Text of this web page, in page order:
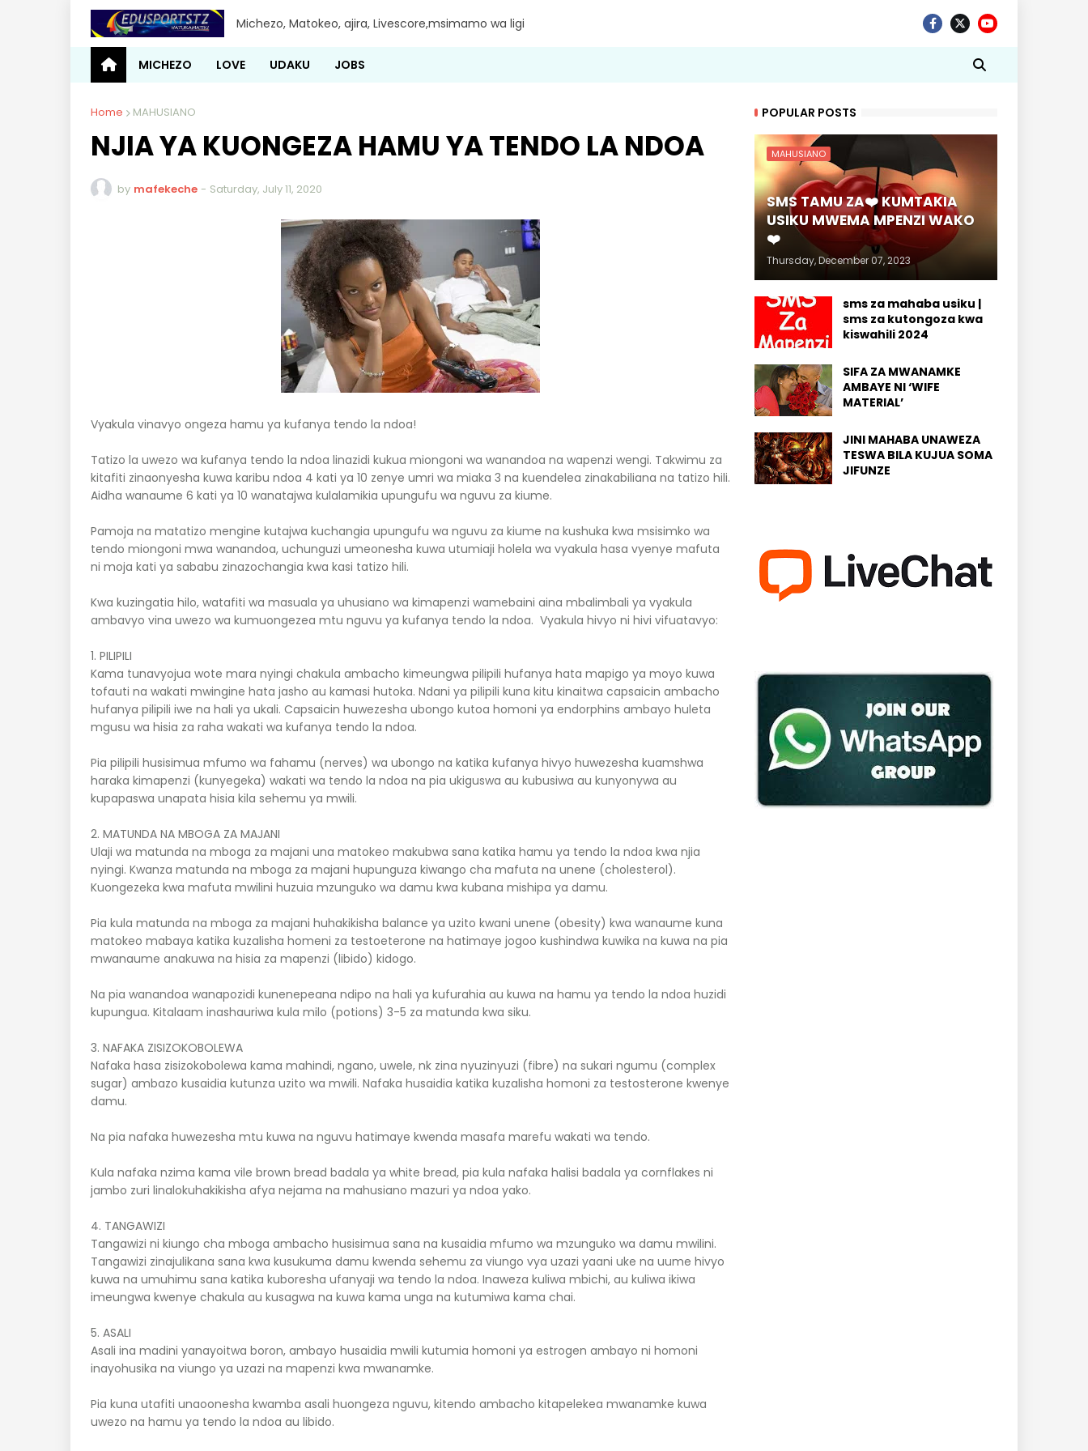
Michezo, Matokeo, ajira, Livescore,msimamo wa ligi
MICHEZO LOVE UDAKU JOBS
Home MAHUSIANO
NJIA YA KUONGEZA HAMU YA TENDO LA NDOA
by mafekeche - Saturday, July 11, 2020
Vyakula vinavyo ongeza hamu ya kufanya tendo la ndoa!
Tatizo la uwezo wa kufanya tendo la ndoa linazidi kukua miongoni wa wanandoa na wapenzi wengi. Takwimu za
kitafiti zinaonyesha kuwa karibu ndoa 4 kati ya 10 zenye umri wa miaka 3 na kuendelea zinakabiliana na tatizo hili.
Aidha wanaume 6 kati ya 10 wanatajwa kulalamikia upungufu wa nguvu za kiume.
Pamoja na matatizo mengine kutajwa kuchangia upungufu wa nguvu za kiume na kushuka kwa msisimko wa
tendo miongoni mwa wanandoa, uchunguzi umeonesha kuwa utumiaji holela wa vyakula hasa vyenye mafuta
ni moja kati ya sababu zinazochangia kwa kasi tatizo hili.
Kwa kuzingatia hilo, watafiti wa masuala ya uhusiano wa kimapenzi wamebaini aina mbalimbali ya vyakula
ambavyo vina uwezo wa kumuongezea mtu nguvu ya kufanya tendo la ndoa. Vyakula hivyo ni hivi vifuatavyo:
1. PILIPILI
Kama tunavyojua wote mara nyingi chakula ambacho kimeungwa pilipili hufanya hata mapigo ya moyo kuwa
tofauti na wakati mwingine hata jasho au kamasi hutoka. Ndani ya pilipili kuna kitu kinaitwa capsaicin ambacho
hufanya pilipili iwe na hali ya ukali. Capsaicin huwezesha ubongo kutoa homoni ya endorphins ambayo huleta
mgusu wa hisia za raha wakati wa kufanya tendo la ndoa.
Pia pilipili husisimua mfumo wa fahamu (nerves) wa ubongo na katika kufanya hivyo huwezesha kuamshwa
haraka kimapenzi (kunyegeka) wakati wa tendo la ndoa na pia ukiguswa au kubusiwa au kunyonywa au
kupapaswa unapata hisia kila sehemu ya mwili.
2. MATUNDA NA MBOGA ZA MAJANI
Ulaji wa matunda na mboga za majani una matokeo makubwa sana katika hamu ya tendo la ndoa kwa njia
nyingi. Kwanza matunda na mboga za majani hupunguza kiwango cha mafuta na unene (cholesterol).
Kuongezeka kwa mafuta mwilini huzuia mzunguko wa damu kwa kubana mishipa ya damu.
Pia kula matunda na mboga za majani huhakikisha balance ya uzito kwani unene (obesity) kwa wanaume kuna
matokeo mabaya katika kuzalisha homeni za testoeterone na hatimaye jogoo kushindwa kuwika na kuwa na pia
mwanaume anakuwa na hisia za mapenzi (libido) kidogo.
Na pia wanandoa wanapozidi kunenepeana ndipo na hali ya kufurahia au kuwa na hamu ya tendo la ndoa huzidi
kupungua. Kitalaam inashauriwa kula milo (potions) 3-5 za matunda kwa siku.
3. NAFAKA ZISIZOKOBOLEWA
Nafaka hasa zisizokobolewa kama mahindi, ngano, uwele, nk zina nyuzinyuzi (fibre) na sukari ngumu (complex
sugar) ambazo kusaidia kutunza uzito wa mwili. Nafaka husaidia katika kuzalisha homoni za testosterone kwenye
damu.
Na pia nafaka huwezesha mtu kuwa na nguvu hatimaye kwenda masafa marefu wakati wa tendo.
Kula nafaka nzima kama vile brown bread badala ya white bread, pia kula nafaka halisi badala ya cornflakes ni
jambo zuri linalokuhakikisha afya nejama na mahusiano mazuri ya ndoa yako.
4. TANGAWIZI
Tangawizi ni kiungo cha mboga ambacho husisimua sana na kusaidia mfumo wa mzunguko wa damu mwilini.
Tangawizi zinajulikana sana kwa kusukuma damu kwenda sehemu za viungo vya uzazi yaani uke na uume hivyo
kuwa na umuhimu sana katika kuboresha ufanyaji wa tendo la ndoa. Inaweza kuliwa mbichi, au kuliwa ikiwa
imeungwa kwenye chakula au kusagwa na kuwa kama unga na kutumiwa kama chai.
5. ASALI
Asali ina madini yanayoitwa boron, ambayo husaidia mwili kutumia homoni ya estrogen ambayo ni homoni
inayohusika na viungo ya uzazi na mapenzi kwa mwanamke.
Pia kuna utafiti unaoonesha kwamba asali huongeza nguvu, kitendo ambacho kitapelekea mwanamke kuwa
uwezo na hamu ya tendo la ndoa au libido.
POPULAR POSTS
MAHUSIANO
SMS TAMU ZA❤️ KUMTAKIA
USIKU MWEMA MPENZI WAKO
❤️
Thursday, December 07, 2023
sms za mahaba usiku |
sms za kutongoza kwa
kiswahili 2024
SIFA ZA MWANAMKE
AMBAYE NI ‘WIFE
MATERIAL’
JINI MAHABA UNAWEZA
TESWA BILA KUJUA SOMA
JIFUNZE